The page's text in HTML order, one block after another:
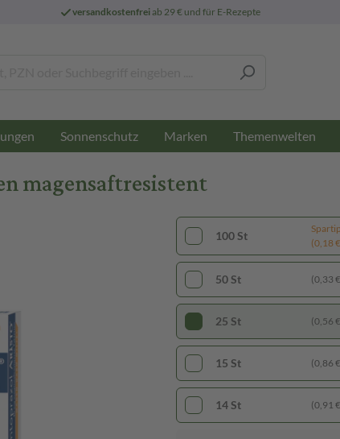
versandkostenfreiab 29 € und für E-Rezepte
Sonnenschutz Marken Themenwelten
magensaftresistent
100 St
(0,18
50 St (0,33
25 St (0,56
15 St (0,86
14 St (0,91